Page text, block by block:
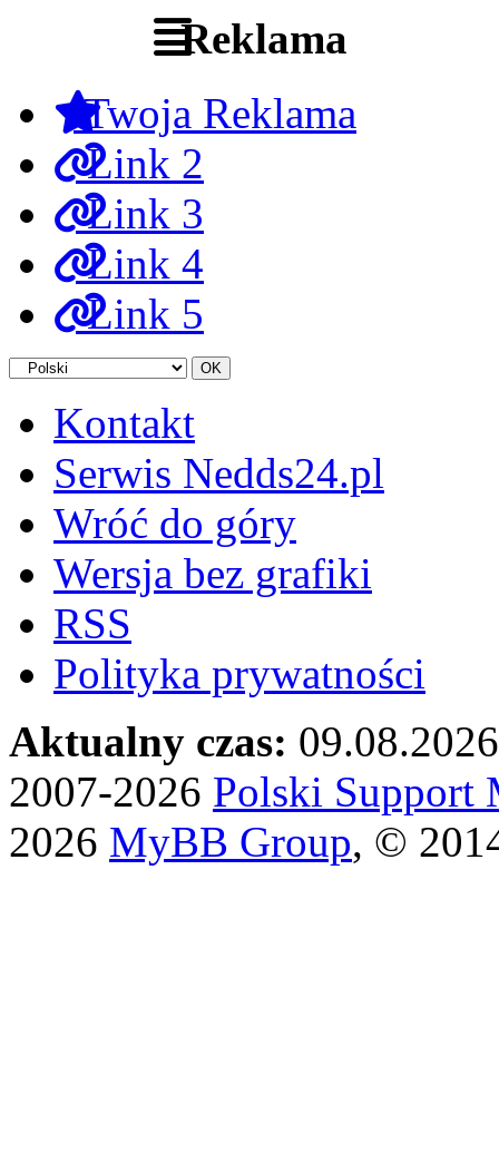
Reklama
Twoja Reklama
Link 2
Link 3
Link 4
Link 5
Kontakt
Serwis Nedds24.pl
Wróć do góry
Wersja bez grafiki
RSS
Polityka prywatności
Aktualny czas:
2007-2026 Polski Support
2026 MyBB Group, ©